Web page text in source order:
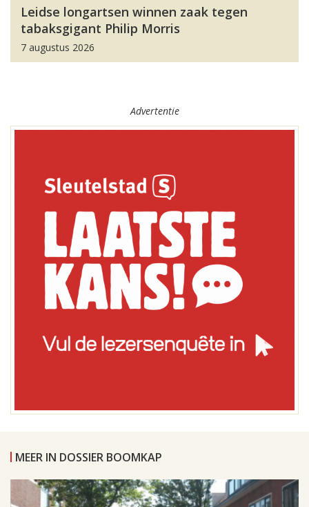
Leidse longartsen winnen zaak tegen
tabaksgigant Philip Morris
7 augustus 2026
Advertentie
MEER IN DOSSIER BOOMKAP